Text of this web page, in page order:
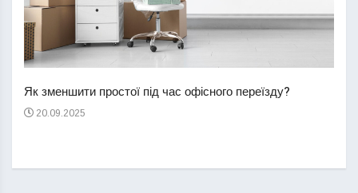
Як зменшити простої під час офісного переїзду?
20.09.2025